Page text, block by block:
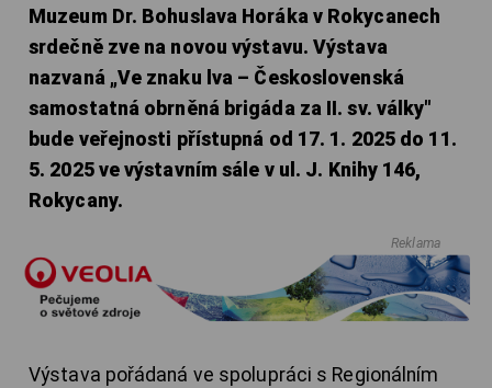
Muzeum Dr. Bohuslava Horáka v Rokycanech
srdečně zve na novou výstavu. Výstava
nazvaná „Ve znaku lva – Československá
samostatná obrněná brigáda za II. sv. války"
bude veřejnosti přístupná od 17. 1. 2025 do 11.
5. 2025 ve výstavním sále v ul. J. Knihy 146,
Rokycany.
Reklama
Výstava pořádaná ve spolupráci s Regionálním